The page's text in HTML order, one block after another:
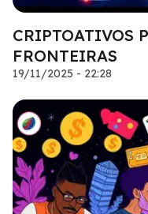
CRIPTOATIVOS
FRONTEIRAS
19/11/2025 - 22:28